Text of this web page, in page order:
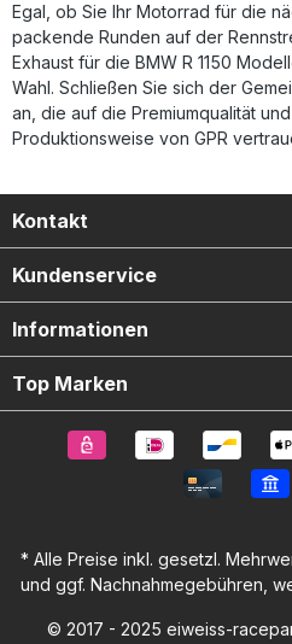
Egal, ob Sie Ihr Motorrad für die
packende Runden auf der
Exhaust für die BMW R 1150
Wahl. Schließen Sie sich der
an, die auf die Premiumqualität
Produktionsweise von GPR
Kontakt
Kundenservice
Informationen
Top Marken
* Alle Preise inkl. gesetzl.
und ggf. Nachnahmegebühren,
© 2017 - 2025 eiweiss-